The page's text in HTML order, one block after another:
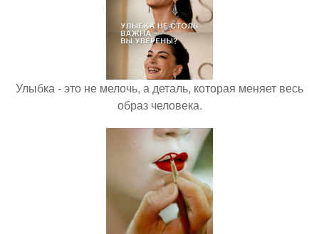
Улыбка - это не мелочь, а деталь, которая меняет весь
образ человека.